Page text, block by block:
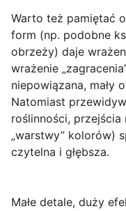
Warto też pamiętać
form (np. podobne
obrzeży) daje
wrażenie
niepowiązana, mały
Natomiast
roślinności,
„warstwy” kolorów)
czytelna i głębsza.
Małe detale, duży